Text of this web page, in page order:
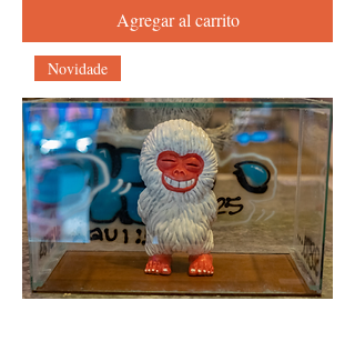
Agregar al carrito
Novidade